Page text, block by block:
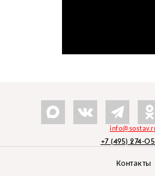
+7 (495) 274-
Контакты